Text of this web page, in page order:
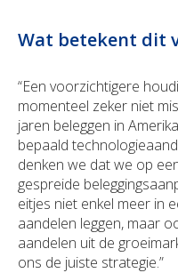
Wat betekent dit
“Een voorzichtigere
momenteel zeker niet
jaren beleggen in
bepaald
denken we dat we op
gespreide
eitjes niet enkel meer in
aandelen leggen, maar
aandelen uit de
ons de juiste strategie.”